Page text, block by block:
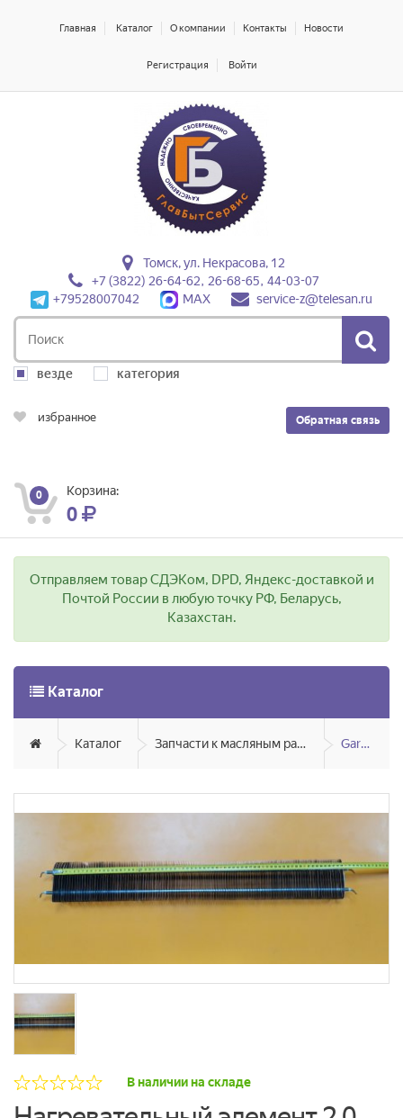
Главная Каталог О компании Контакты Новости
Регистрация Войти
Томск, ул. Некрасова, 12
+7 (3822) 26-64-62, 26-68-65, 44-03-07
+79528007042
MAX service-z@telesan.ru
везде категория
Обратная связь
избранное
0 Корзина:
0
Отправляем товар СДЭКом, DPD, Яндекс-доставкой и
Почтой России в любую точку РФ, Беларусь,
Казахстан.
Каталог
Каталог Запчасти к масляным радиаторам, вентиляторам, увлажнителям воздуха и теплотехнике Garanterm/Edisson/Thermex
В наличии на складе